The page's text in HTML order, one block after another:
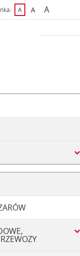
tekst na czarnym tle
Adomyślna czcionka
Awiększa
A